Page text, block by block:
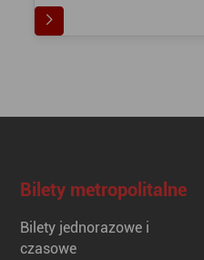
Bilety metropolitalne
Bilety jednorazowe i
czasowe